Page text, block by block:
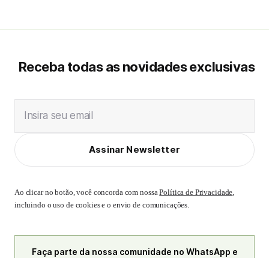
Receba todas as novidades exclusivas
Insira seu email
Assinar Newsletter
Ao clicar no botão, você concorda com nossaPolítica de Privacidade,
incluindo o uso de cookies e o envio de comunicações.
Faça parte da nossa comunidade no WhatsApp e